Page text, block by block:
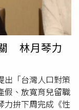
長。賴清德提
生活圈，今日很
「慈濟基隆靜思
各縣市都設有精
會關懷及社會服
姐及志工對家
誠摯感謝。賴清德
全國人口20%，
民更加長壽；另一
林月琴力
出「台灣人口對策
假、放寬育兒留職
力拚下周完成《性